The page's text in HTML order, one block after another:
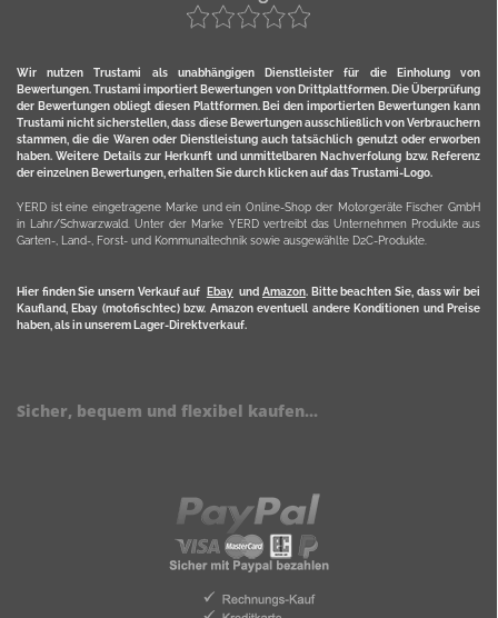
Wir nutzen Trustami als unabhängigen Dienstleister für die Einholung von
Bewertungen. Trustami importiert Bewertungen von Drittplattformen. Die Überprüfung
der Bewertungen obliegt diesen Plattformen. Bei den importierten Bewertungen kann
Trustami nicht sicherstellen, dass diese Bewertungen ausschließlich von Verbrauchern
stammen, die die Waren oder Dienstleistung auch tatsächlich genutzt oder erworben
haben. Weitere Details zur Herkunft und unmittelbaren Nachverfolung bzw. Referenz
der einzelnen Bewertungen, erhalten Sie durch klicken auf das Trustami-Logo.
YERD ist eine eingetragene Marke und ein Online-Shop der Motorgeräte Fischer GmbH
in Lahr/Schwarzwald. Unter der Marke YERD vertreibt das Unternehmen Produkte aus
Garten-, Land-, Forst- und Kommunaltechnik sowie ausgewählte D2C-Produkte.
Hier finden Sie unsern Verkauf auf Ebayund Amazon. Bitte beachten Sie, dass wir bei
Kaufland, Ebay (motofischtec) bzw. Amazon eventuell andere Konditionen und Preise
haben, als in unserem Lager-Direktverkauf.
Sicher, bequem und flexibel kaufen...